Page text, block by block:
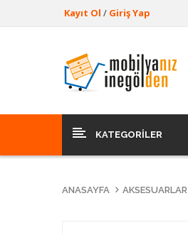
Kayıt Ol / Giriş Yap
KATEGORILER
ANASAYFA AKSESUARLAR